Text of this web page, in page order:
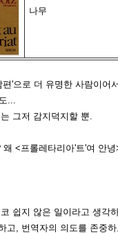
나무
'으로 더 유명한 사람이어
...
그저 감지덕지할 뿐.
<프롤레타리아'트'여 안
쉽지 않은 일이라고 생각
고, 번역자의 의도를 존중